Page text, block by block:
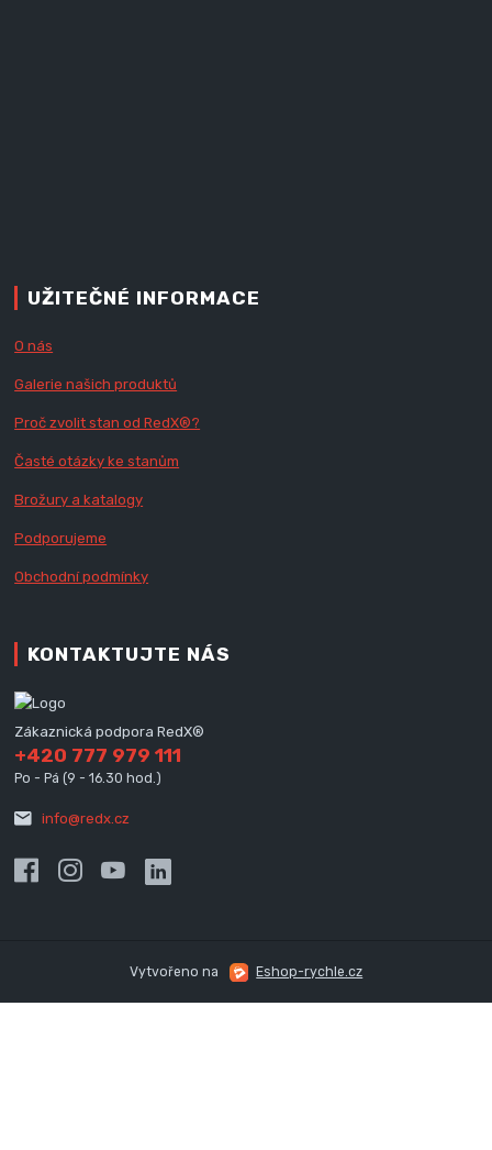
UŽITEČNÉ INFORMACE
O nás
Galerie našich produktů
Proč zvolit stan od RedX®?
Časté otázky ke stanům
Brožury a katalogy
Podporujeme
Obchodní podmínky
KONTAKTUJTE NÁS
Zákaznická podpora RedX®
+420 777 979 111
Po - Pá (9 - 16.30 hod.)
info@redx.cz
Vytvořeno na Eshop-rychle.cz